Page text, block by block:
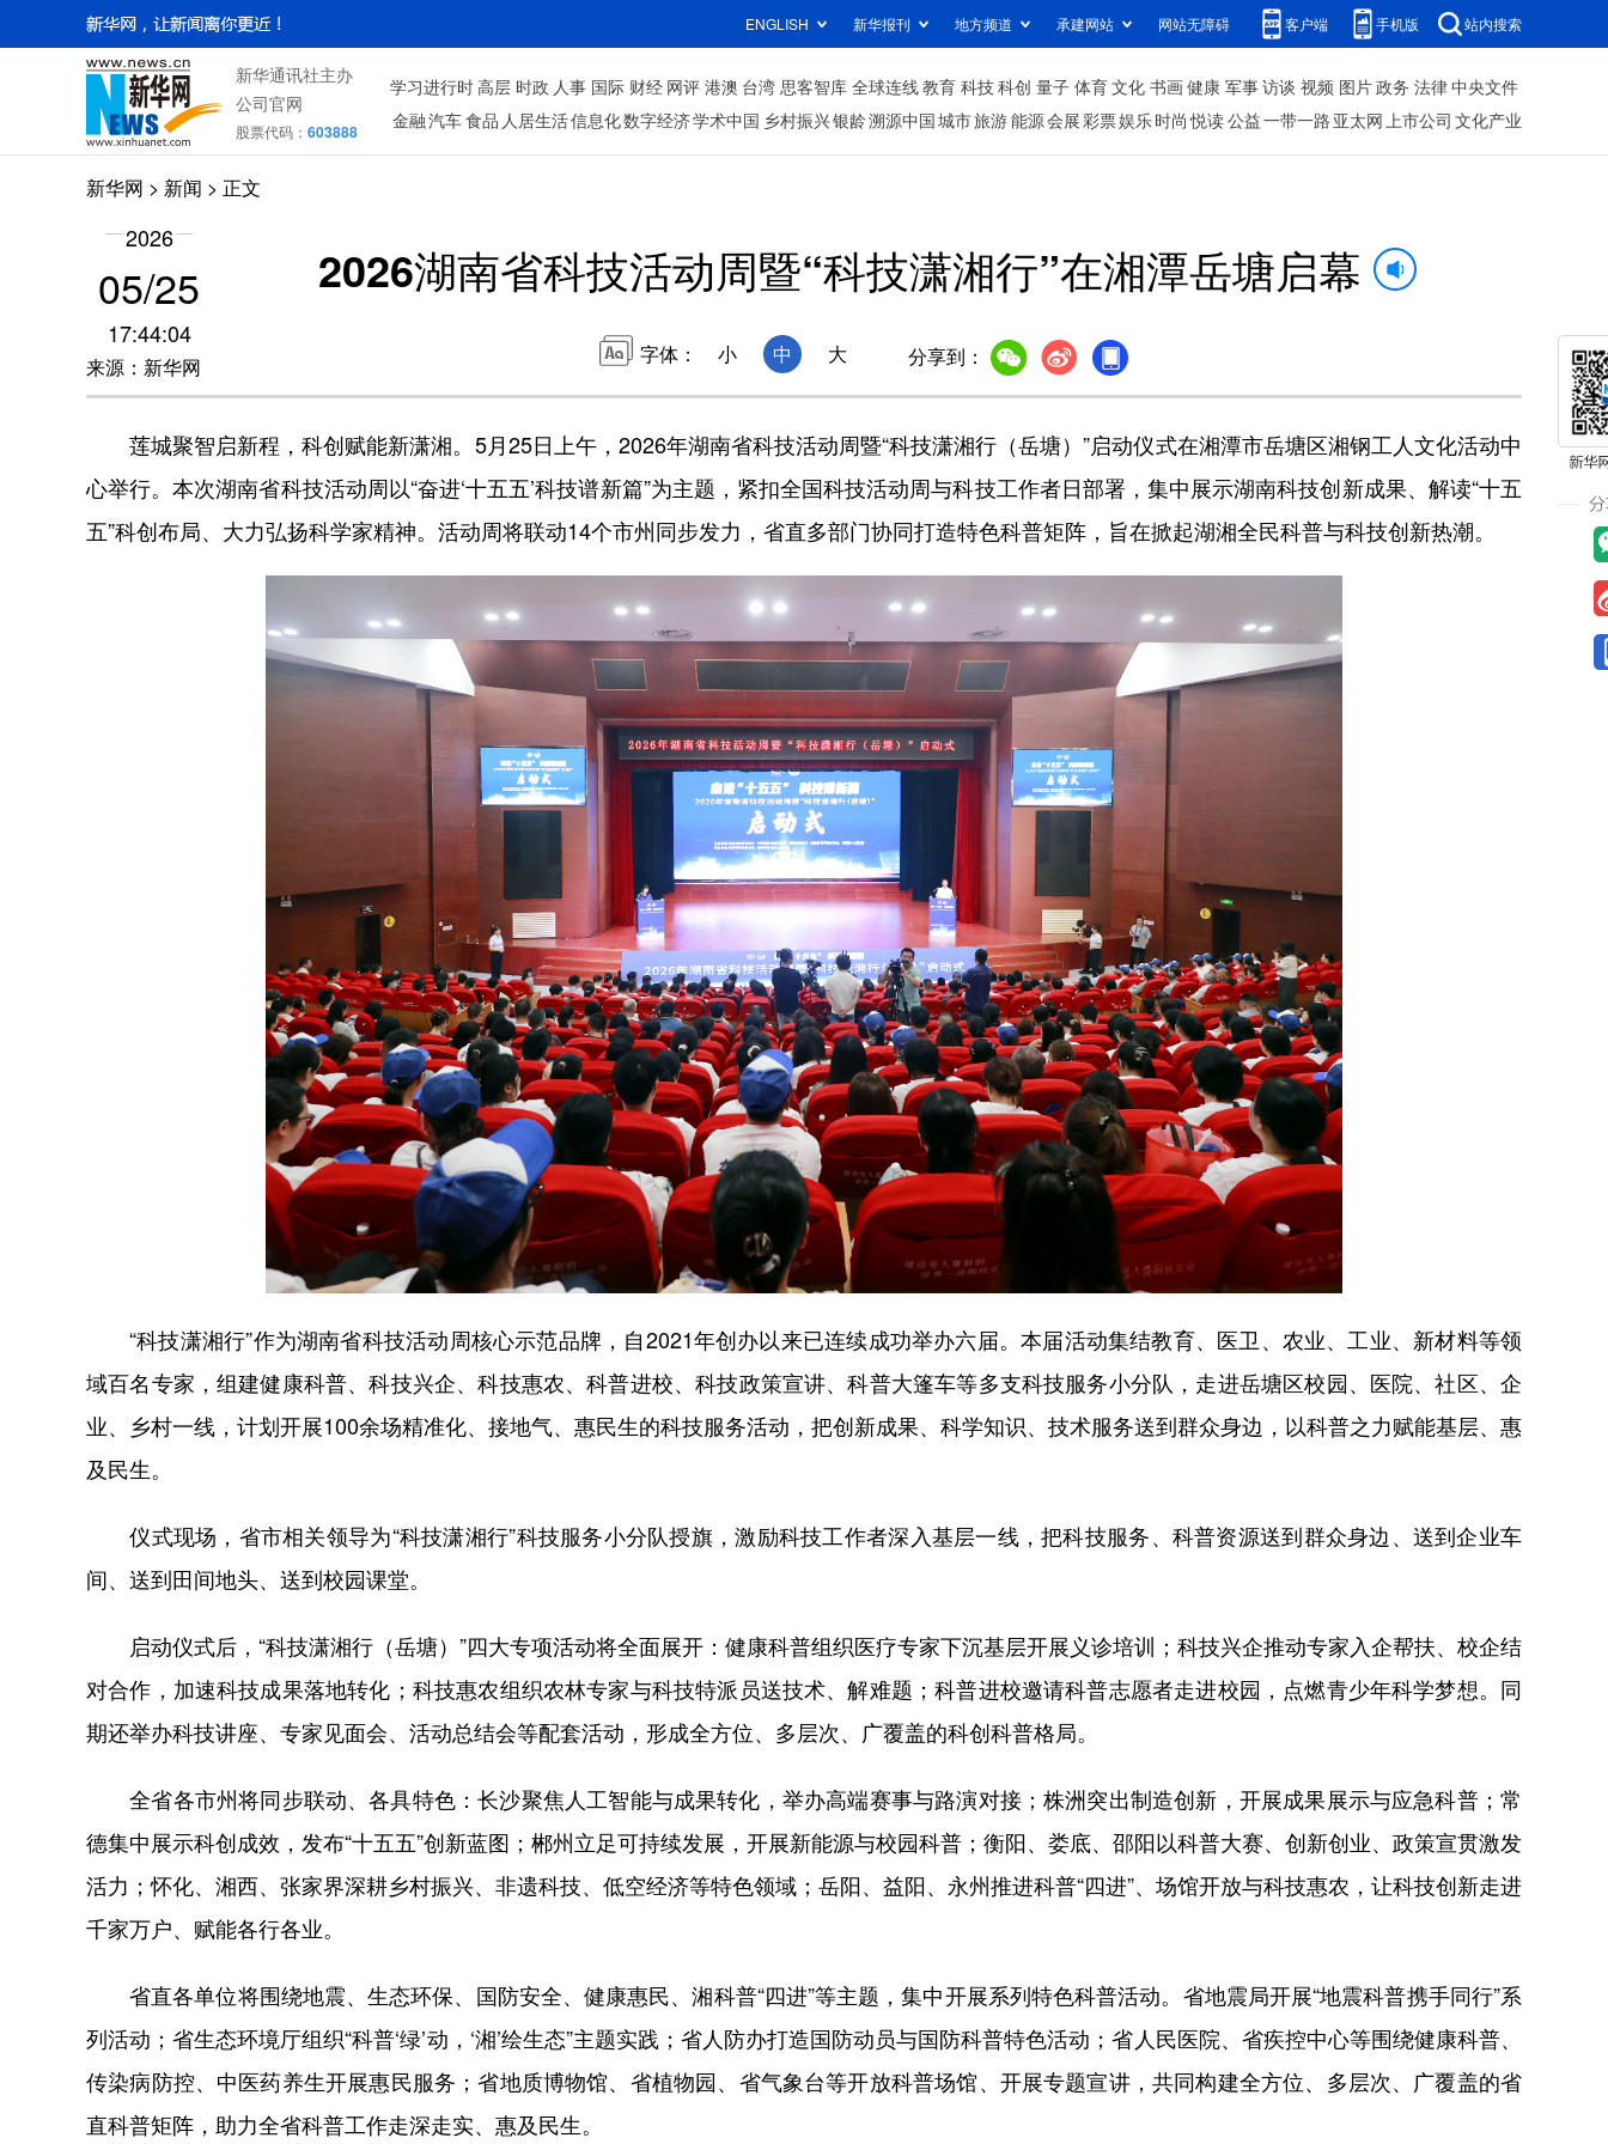
ENGLISH 新华报刊 地方频道 承建网站 网站无障碍 客户端 手机版 站内搜索
新华通讯社主办
公司官网
股票代码： 603888
学习进行时高层 时政 人事 国际 财经 网评 港澳 台湾 思客智库 全球连线教育 科技科创 量子 体育文化 书画健康 军事访谈 视频 图片政务 法律中央文件
金融汽车食品 人居生活信息化数字经济学术中国 乡村振兴银龄溯源中国城市旅游能源会展彩票娱乐时尚 悦读公益一带一路 亚太网上市公司 文化产业
新华网 > 新闻 > 正文
2026
05/25
17:44:04
来源：新华网
2026湖南省科技活动周暨“科技潇湘行”在湘潭岳塘启幕
字体： 小 中 大 分享到：
莲城聚智启新程，科创赋能新潇湘。5月25日上午，2026年湖南省科技活动周暨“科技潇湘行（岳塘）”启动仪式在湘潭市岳塘区湘钢工人文化活动中
心举行。本次湖南省科技活动周以“奋进‘十五五’科技谱新篇”为主题，紧扣全国科技活动周与科技工作者日部署，集中展示湖南科技创新成果、解读“十五
五”科创布局、大力弘扬科学家精神。活动周将联动14个市州同步发力，省直多部门协同打造特色科普矩阵，旨在掀起湖湘全民科普与科技创新热潮。
“科技潇湘行”作为湖南省科技活动周核心示范品牌，自2021年创办以来已连续成功举办六届。本届活动集结教育、医卫、农业、工业、新材料等领
域百名专家，组建健康科普、科技兴企、科技惠农、科普进校、科技政策宣讲、科普大篷车等多支科技服务小分队，走进岳塘区校园、医院、社区、企
业、乡村一线，计划开展100余场精准化、接地气、惠民生的科技服务活动，把创新成果、科学知识、技术服务送到群众身边，以科普之力赋能基层、惠
及民生。
仪式现场，省市相关领导为“科技潇湘行”科技服务小分队授旗，激励科技工作者深入基层一线，把科技服务、科普资源送到群众身边、送到企业车
间、送到田间地头、送到校园课堂。
启动仪式后，“科技潇湘行（岳塘）”四大专项活动将全面展开：健康科普组织医疗专家下沉基层开展义诊培训；科技兴企推动专家入企帮扶、校企结
对合作，加速科技成果落地转化；科技惠农组织农林专家与科技特派员送技术、解难题；科普进校邀请科普志愿者走进校园，点燃青少年科学梦想。同
期还举办科技讲座、专家见面会、活动总结会等配套活动，形成全方位、多层次、广覆盖的科创科普格局。
全省各市州将同步联动、各具特色：长沙聚焦人工智能与成果转化，举办高端赛事与路演对接；株洲突出制造创新，开展成果展示与应急科普；常
德集中展示科创成效，发布“十五五”创新蓝图；郴州立足可持续发展，开展新能源与校园科普；衡阳、娄底、邵阳以科普大赛、创新创业、政策宣贯激发
活力；怀化、湘西、张家界深耕乡村振兴、非遗科技、低空经济等特色领域；岳阳、益阳、永州推进科普“四进”、场馆开放与科技惠农，让科技创新走进
千家万户、赋能各行各业。
省直各单位将围绕地震、生态环保、国防安全、健康惠民、湘科普“四进”等主题，集中开展系列特色科普活动。省地震局开展“地震科普携手同行”系
列活动；省生态环境厅组织“科普‘绿’动，‘湘’绘生态”主题实践；省人防办打造国防动员与国防科普特色活动；省人民医院、省疾控中心等围绕健康科普、
传染病防控、中医药养生开展惠民服务；省地质博物馆、省植物园、省气象台等开放科普场馆、开展专题宣讲，共同构建全方位、多层次、广覆盖的省
直科普矩阵，助力全省科普工作走深走实、惠及民生。